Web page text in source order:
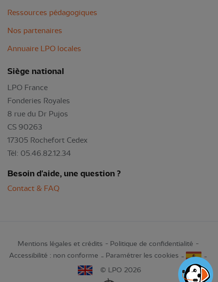
Ressources pédagogiques
Nos partenaires
Annuaire LPO locales
Siège national
LPO France
Fonderies Royales
8 rue du Dr Pujos
CS 90263
17305 Rochefort Cedex
Tél: 05.46.82.12.34
Besoin d'aide, une question ?
Contact & FAQ
Mentions légales et crédits
Politique de confidentialité
Accessibilité : non conforme
Paramétrer les cookies
© LPO 2026